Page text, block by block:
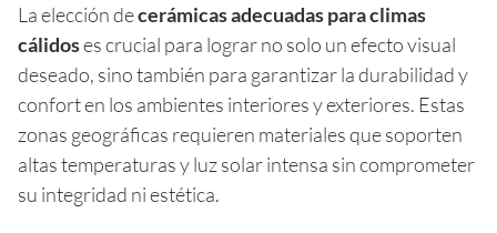
La elección decerámicas adecuadas para climas
cálidoses crucial para lograr no solo un efecto visual
deseado, sino también para garantizar la durabilidad y
confort en los ambientes interiores y exteriores. Estas
zonas geográficas requieren materiales que soporten
altas temperaturas y luz solar intensa sin comprometer
su integridad ni estética.